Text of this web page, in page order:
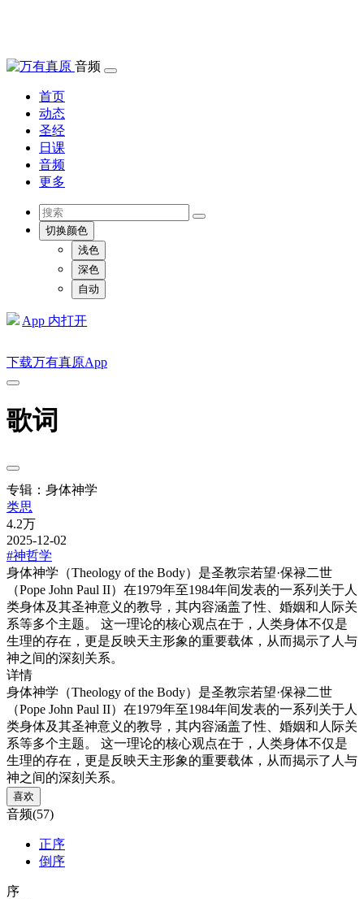
音频
首页
动态
圣经
日课
音频
更多
切换颜色
浅色
深色
自动
App 内打开
下载万有真原App
歌词
专辑：身体神学
类思
4.2万
2025-12-02
#神哲学
身体神学（Theology of the Body）是圣教宗若望·保禄二世
（Pope John Paul II）在1979年至1984年间发表的一系列关于人
类身体及其圣神意义的教导，其内容涵盖了性、婚姻和人际关
系等多个主题。 这一理论的核心观点在于，人类身体不仅是
生理的存在，更是反映天主形象的重要载体，从而揭示了人与
神之间的深刻关系。
详情
身体神学（Theology of the Body）是圣教宗若望·保禄二世
（Pope John Paul II）在1979年至1984年间发表的一系列关于人
类身体及其圣神意义的教导，其内容涵盖了性、婚姻和人际关
系等多个主题。 这一理论的核心观点在于，人类身体不仅是
生理的存在，更是反映天主形象的重要载体，从而揭示了人与
神之间的深刻关系。
喜欢
音频(57)
正序
倒序
序